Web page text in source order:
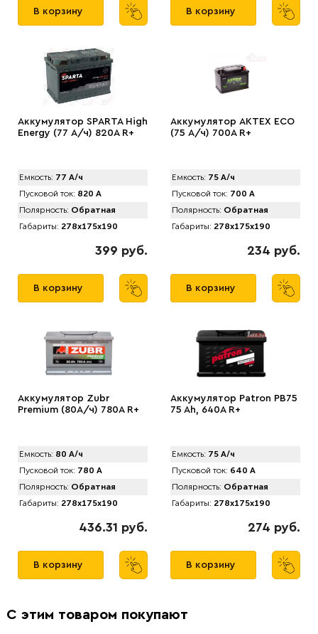
В корзину В корзину
Аккумулятор SPАRTA High
Energy (77 А/ч) 820A R+
Емкость: 77 А/ч
Пусковой ток: 820 А
Полярность: Обратная
Габариты: 278x175x190
399 руб.
В корзину
Аккумулятор AKTEX ECO
(75 А/ч) 700A R+
Емкость: 75 А/ч
Пусковой ток: 700 А
Полярность: Обратная
Габариты: 278x175x190
234 руб.
В корзину
Аккумулятор Zubr
Premium (80А/ч) 780А R+
Емкость: 80 А/ч
Пусковой ток: 780 А
Полярность: Обратная
Габариты: 278x175x190
436.31 руб.
В корзину
Аккумулятор Patron PB75
75 Ah, 640A R+
Емкость: 75 А/ч
Пусковой ток: 640 А
Полярность: Обратная
Габариты: 278x175x190
274 руб.
В корзину
С этим товаром покупают